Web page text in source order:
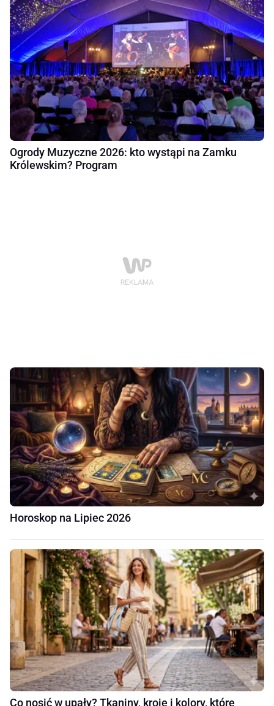
Ogrody Muzyczne 2026: kto wystąpi na Zamku
Królewskim? Program
Horoskop na Lipiec 2026
Co nosić w upały? Tkaniny, kroje i kolory, które